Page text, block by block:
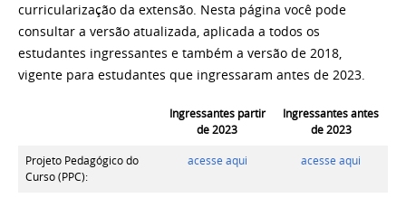
curricularização da extensão. Nesta página você pode
consultar a versão atualizada, aplicada a todos os
estudantes ingressantes e também a versão de 2018,
vigente para estudantes que ingressaram antes de 2023.
Ingressantes partir
de 2023
Ingressantes antes
de 2023
Projeto Pedagógico do
Curso (PPC):
acesse aqui acesse aqui